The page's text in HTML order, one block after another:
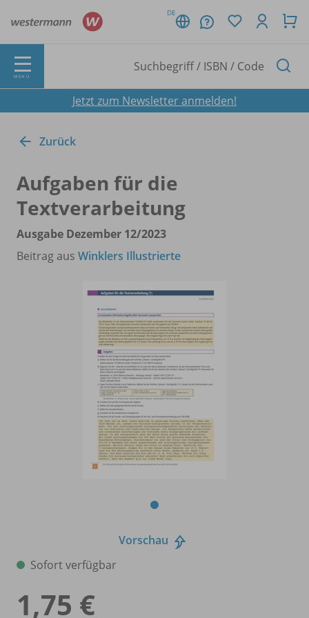
DE
MENÜ
Jetzt zum Newsletter anmelden!
Zurück
Aufgaben für die
Textverarbeitung
Ausgabe Dezember 12/2023
Beitrag aus Winklers Illustrierte
Vorschau
Sofort verfügbar
1,75 €